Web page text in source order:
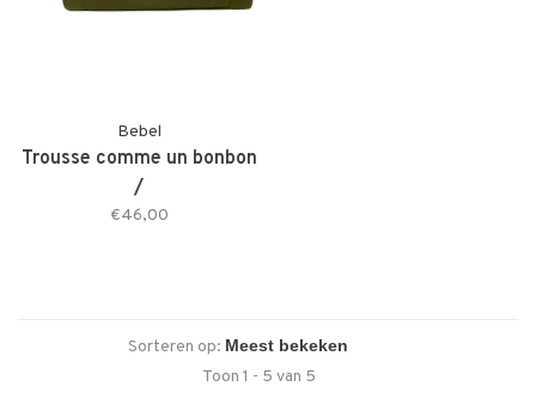
Bebel
Trousse comme un bonbon
/
€46,00
Sorteren op:
Toon 1 - 5 van 5